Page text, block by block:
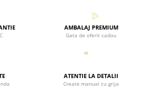
detalii
si adolescente
de 1 Martie
AMBALAJ PREMIUM
Gata de oferit cadou
ATENTIE LA DETALII
Create manual cu grija